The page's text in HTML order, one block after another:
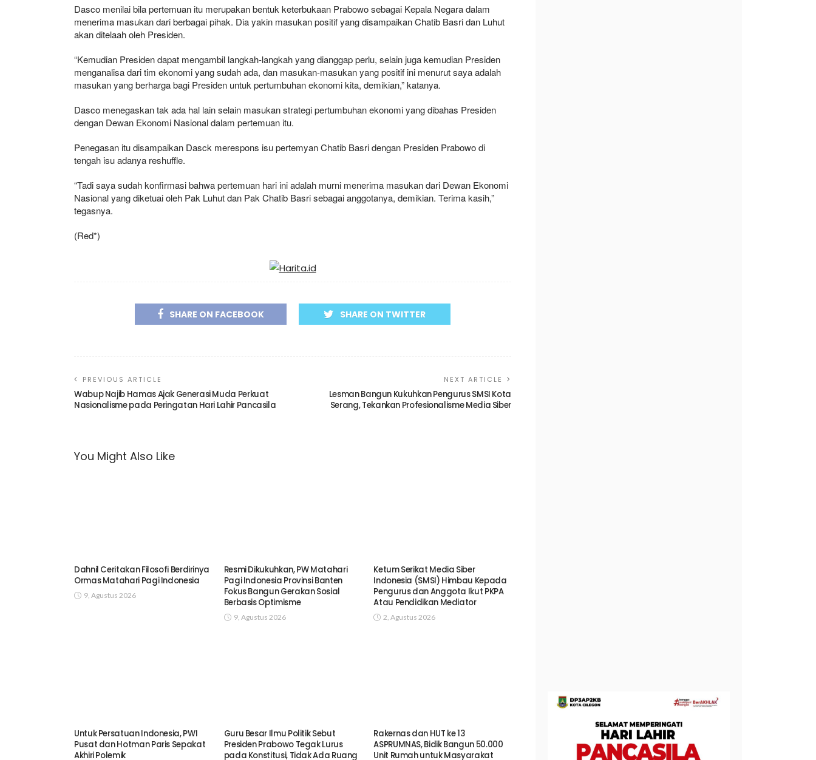
Dasco menilai bila pertemuan itu merupakan bentuk keterbukaan Prabowo sebagai Kepala Negara dalam
menerima masukan dari berbagai pihak. Dia yakin masukan positif yang disampaikan Chatib Basri dan Luhut
akan ditelaah oleh Presiden.
“Kemudian Presiden dapat mengambil langkah-langkah yang dianggap perlu, selain juga kemudian Presiden
menganalisa dari tim ekonomi yang sudah ada, dan masukan-masukan yang positif ini menurut saya adalah
masukan yang berharga bagi Presiden untuk pertumbuhan ekonomi kita, demikian,” katanya.
Dasco menegaskan tak ada hal lain selain masukan strategi pertumbuhan ekonomi yang dibahas Presiden
dengan Dewan Ekonomi Nasional dalam pertemuan itu.
Penegasan itu disampaikan Dasck merespons isu pertemyan Chatib Basri dengan Presiden Prabowo di
tengah isu adanya reshuffle.
“Tadi saya sudah konfirmasi bahwa pertemuan hari ini adalah murni menerima masukan dari Dewan Ekonomi
Nasional yang diketuai oleh Pak Luhut dan Pak Chatib Basri sebagai anggotanya, demikian. Terima kasih,”
tegasnya.
(Red*)
SHARE ON FACEBOOK SHARE ON TWITTER
PREVIOUS ARTICLE
Wabup Najib Hamas Ajak Generasi Muda Perkuat
Nasionalisme pada Peringatan Hari Lahir Pancasila
NEXT ARTICLE
Lesman Bangun Kukuhkan Pengurus SMSI Kota
Serang, Tekankan Profesionalisme Media Siber
You Might Also Like
Dahnil Ceritakan Filosofi Berdirinya
Ormas Matahari Pagi Indonesia
9, Agustus 2026
Resmi Dikukuhkan, PW Matahari
Pagi Indonesia Provinsi Banten
Fokus Bangun Gerakan Sosial
Berbasis Optimisme
9, Agustus 2026
Ketum Serikat Media Siber
Indonesia (SMSI) Himbau Kepada
Pengurus dan Anggota Ikut PKPA
Atau Pendidikan Mediator
2, Agustus 2026
Untuk Persatuan Indonesia, PWI
Pusat dan Hotman Paris Sepakat
Akhiri Polemik
Guru Besar Ilmu Politik Sebut
Presiden Prabowo Tegak Lurus
pada Konstitusi, Tidak Ada Ruang
Rakernas dan HUT ke 13
ASPRUMNAS, Bidik Bangun 50.000
Unit Rumah untuk Masyarakat